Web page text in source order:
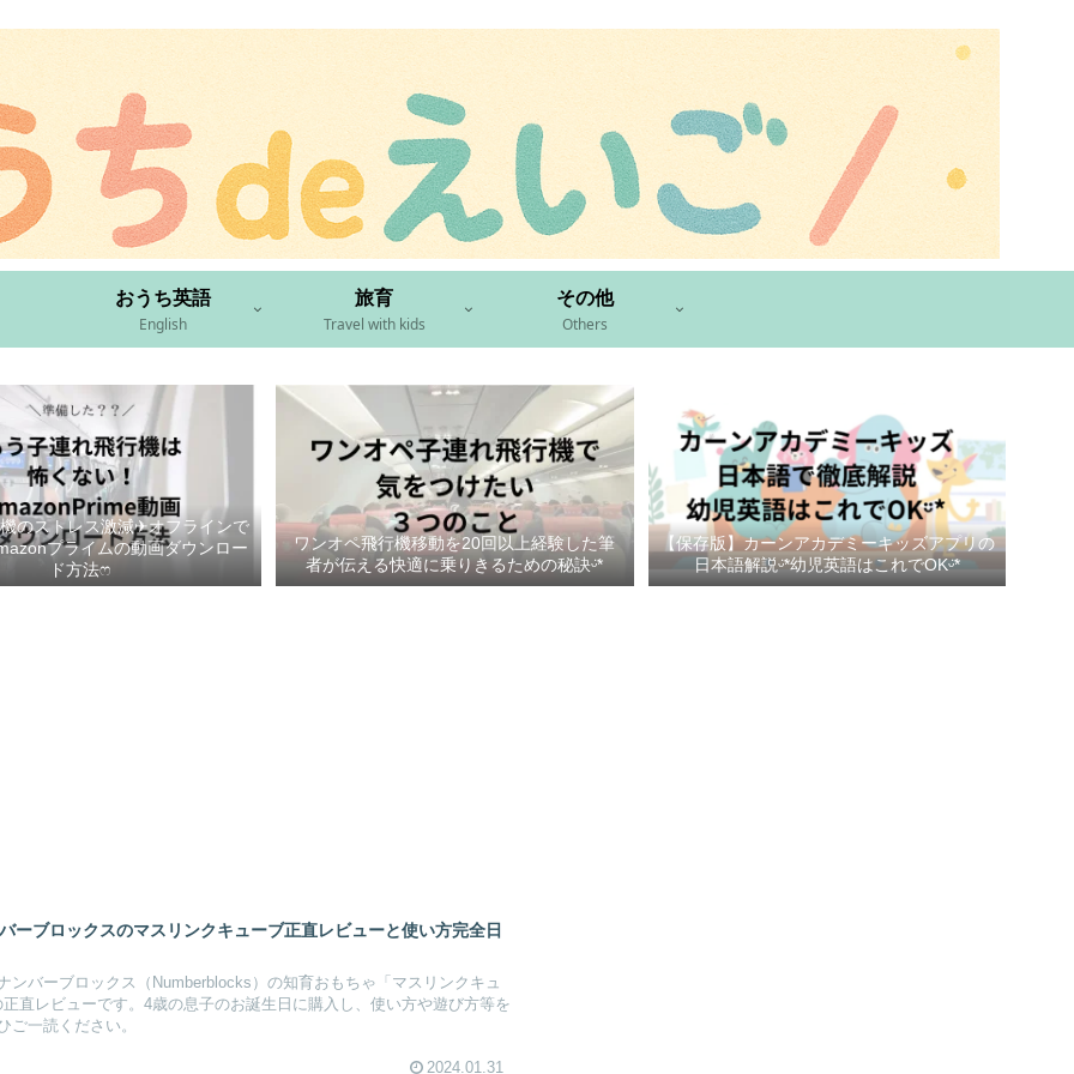
おうち英語
English
旅育
Travel with kids
その他
Others
のストレス激減✈︎オフラインで
プライムの動画ダウンロー
ド方法ෆ ‬
ワンオペ飛行機移動を20回以上経験した筆
者が伝える快適に乗りきるための秘訣ᵕ̈*
【保存版】カーンアカデミーキッズアプリの
日本語解説ᵕ̈*幼児英語はこれでOKᵕ̈*
ーブロックスのマスリンクキューブ正直レビューと使い方完全日
ンバーブロックス（Numberblocks）の知育おもちゃ「マスリンクキュ
直レビューです。4歳の息子のお誕生日に購入し、使い方や遊び方等を
ご一読ください。
2024.01.31